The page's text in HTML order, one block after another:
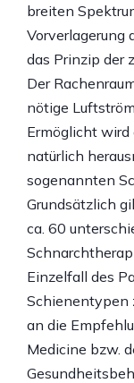
breiten
Vorverlagerung
das Prinzip der
Der
nötige
Ermöglicht wird
natürlich
sogenannten
Grundsätzlich
ca. 60
Einzelfall des
Schienentypen
an die
Medicine bzw.